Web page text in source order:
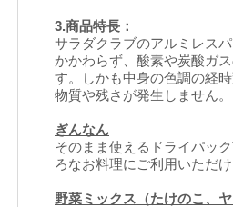
3.商品特長：
サラダクラブのアルミレス
かかわらず、酸素や炭酸ガ
す。しかも中身の色調の経
物質や残さが発生しません。
ぎんなん
そのまま使えるドライパッ
ろなお料理にご利用いただ
野菜ミックス（たけのこ、